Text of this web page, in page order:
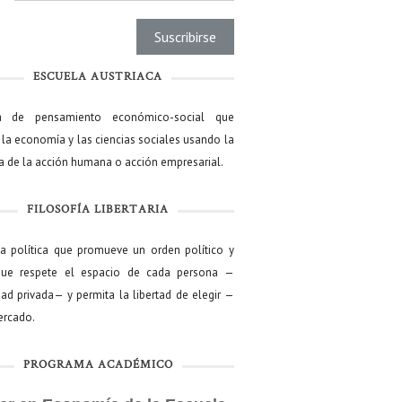
ESCUELA AUSTRIACA
de pensamiento económico-social que
economía y las ciencias sociales usando la
de la acción humana o acción empresarial.
FILOSOFÍA LIBERTARIA
política que promueve un orden político y
respete el espacio de cada persona —
privada— y permita la libertad de elegir —
PROGRAMA ACADÉMICO